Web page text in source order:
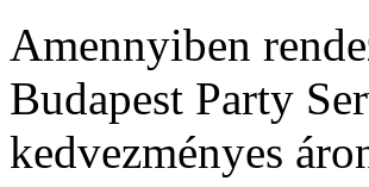
Amennyiben
Budapest Party
kedvezményes